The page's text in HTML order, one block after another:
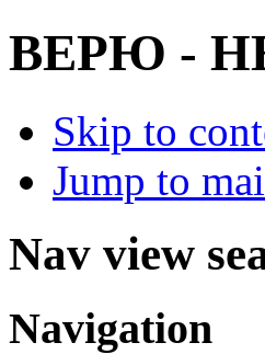
ВЕРЮ -
Skip to
Jump to
Nav view
Navigation